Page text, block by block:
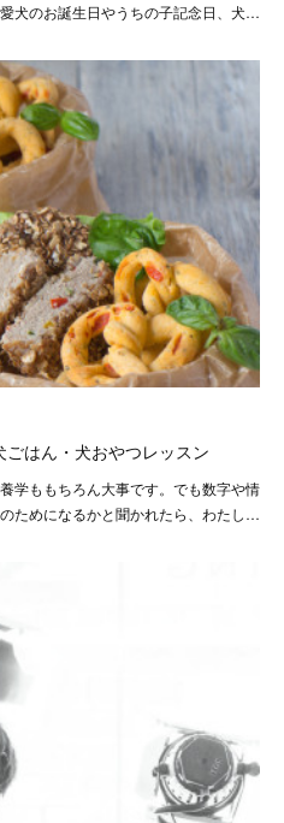
犬のお誕生日やうちの子記念日、犬…
はん・犬おやつレッスン
学ももちろん大事です。でも数字や情
ためになるかと聞かれたら、わたし…